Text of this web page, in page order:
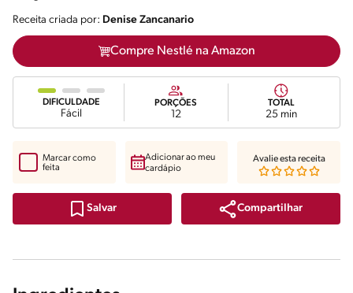
Receita criada por: Denise Zancanario
Compre Nestlé na Amazon
DIFICULDADE
Fácil
PORÇÕES
12
TOTAL
25 min
Salvar Compartilhar
Marcar como
feita
Adicionar ao meu
cardápio
Avalie esta receita